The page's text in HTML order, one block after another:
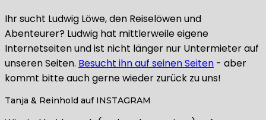
Ihr sucht Ludwig Löwe, den Reiselöwen und
Abenteurer? Ludwig hat mittlerweile eigene
Internetseiten und ist nicht länger nur Untermieter auf
unseren Seiten. Besucht ihn auf seinen Seiten - aber
kommt bitte auch gerne wieder zurück zu uns!
Tanja & Reinhold auf INSTAGRAM